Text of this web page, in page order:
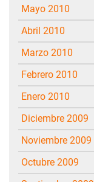
mayo 2010
abril 2010
marzo 2010
febrero 2010
enero 2010
diciembre 2009
noviembre 2009
octubre 2009